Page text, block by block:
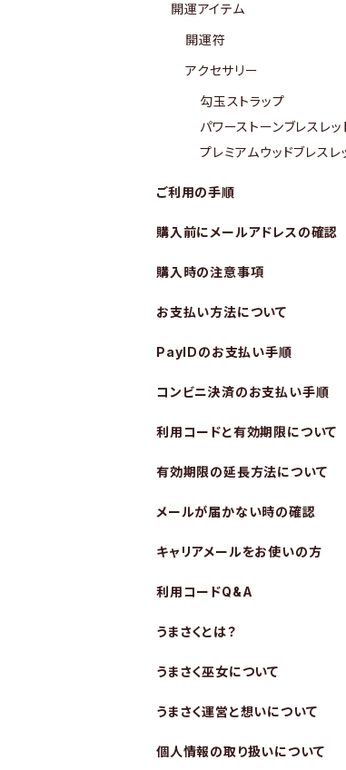
開運アイテム
開運符
アクセサリー
勾玉ストラップ
パワーストーンブレスレッ
プレミアムウッドブレスレ
ご利用の手順
購入前にメールアドレスの確認
購入時の注意事項
お支払い方法について
PayIDのお支払い手順
コンビニ決済のお支払い手順
利用コードと有効期限について
有効期限の延長方法について
メールが届かない時の確認
キャリアメールをお使いの方
利用コードQ&A
うまさくとは？
うまさく巫女について
うまさく運営と想いについて
個人情報の取り扱いについて